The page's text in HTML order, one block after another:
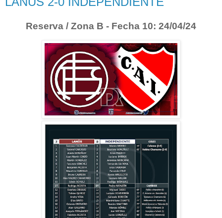
Reserva / Zona B - Fecha 10: 24/04/24